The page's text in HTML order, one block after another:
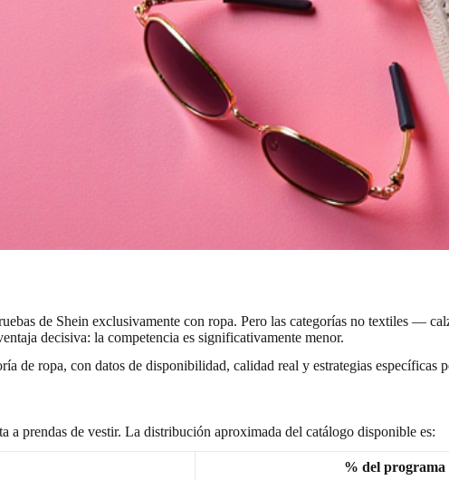
de Shein exclusivamente con ropa. Pero las categorías no textiles —
decisiva: la competencia es significativamente menor.
de ropa, con datos de disponibilidad, calidad real y estrategias específicas
a prendas de vestir. La distribución aproximada del catálogo disponible es:
% del programa